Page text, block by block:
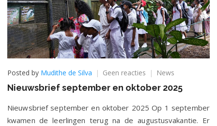
Posted by Mudithe de Silva Geen reacties op
Nieuwsbrief
september
oktober
2025
News
Nieuwsbrief september en oktober 2025
Nieuwsbrief september en oktober 2025 Op 1 september
kwamen de leerlingen terug na de augustusvakantie. Er